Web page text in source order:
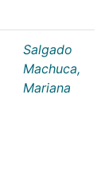
Salgado
Machuca,
Mariana